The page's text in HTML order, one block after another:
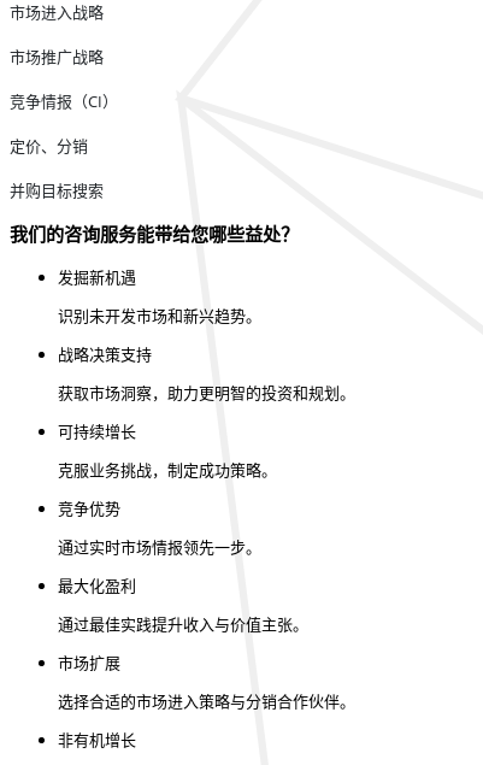
市场进入战略
市场推广战略
竞争情报（CI）
定价、分销
并购目标搜索
我们的咨询服务能带给您哪些益处？
发掘新机遇
识别未开发市场和新兴趋势。
战略决策支持
获取市场洞察，助力更明智的投资和规划。
可持续增长
克服业务挑战，制定成功策略。
竞争优势
通过实时市场情报领先一步。
最大化盈利
通过最佳实践提升收入与价值主张。
市场扩展
选择合适的市场进入策略与分销合作伙伴。
非有机增长